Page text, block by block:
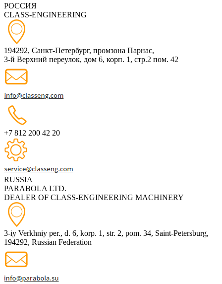
РОССИЯ
CLASS-ENGINEERING
194292, Санкт-Петербург, промзона Парнас,
3-й Верхний переулок, дом 6, корп. 1, стр.2 пом. 42
+7 812 200 42 20
RUSSIA
PARABOLA LTD.
DEALER OF CLASS-ENGINEERING MACHINERY
3-iy Verkhniy per., d. 6, korp. 1, str. 2, pom. 34, Saint-Petersburg,
194292, Russian Federation